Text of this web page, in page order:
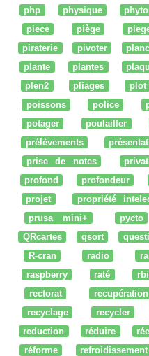
php
physique
piece
piège
piraterie
pivoter
plante
plantes
plen2
pliages plot
poissons
police
potager
poulailler
prélèvements
prise de notes
profond
profondeur
projet
propriété
prusa mini+
pycto
QRcartes
qsort
R-cran
radio
raspberry
raté
rectorat
recupération
recyclage
recycler
reduction
réduire
réforme
refroidissement